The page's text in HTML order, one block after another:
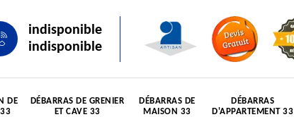
indisponible
indisponible
DE
33
DÉBARRAS DE GRENIER
ET CAVE 33
DÉBARRAS DE
MAISON 33
DÉBARRAS
D'APPARTEMENT 33